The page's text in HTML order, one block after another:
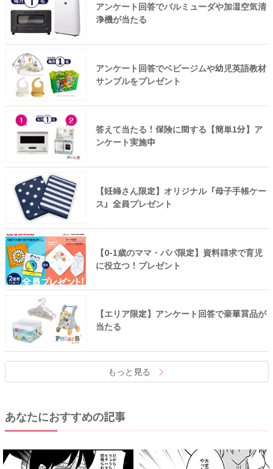
アンケート回答でバルミューダや加湿空気清
浄機が当たる
アンケート回答でベビージムや幼児英語教材
サンプルをプレゼント
答えて当たる！保険に関する【簡単1分】ア
ンケート実施中
【妊婦さん限定】オリジナル「母子手帳ケー
ス」全員プレゼント
【0-1歳のママ・パパ限定】資料請求で育児
に役立つ！プレゼント
【エリア限定】アンケート回答で豪華賞品が
当たる
もっと見る
あなたにおすすめの記事